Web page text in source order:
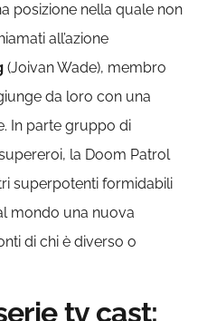
posizione nella quale non
all’azione
(Joivan Wade), membro
da loro con una
In parte gruppo di
la Doom Patrol
superpotenti formidabili
mondo una nuova
di chi è diverso o
tv cast: